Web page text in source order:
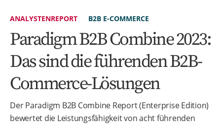
ANALYSTENREPORT B2B E-COMMERCE
Paradigm B2B Combine 2023:
Das sind die führenden B2B-
Commerce-Lösungen
Der Paradigm B2B Combine Report (Enterprise Edition)
bewertet die Leistungsfähigkeit von acht führenden